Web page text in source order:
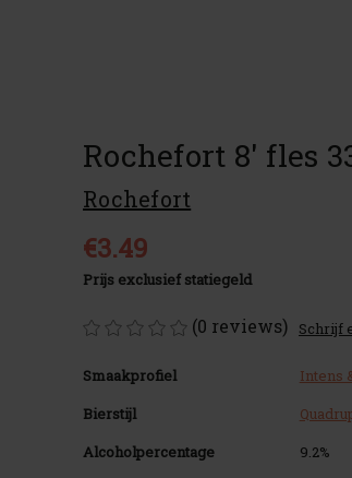
Rochefort 8' fles
Rochefort
€3.49
Prijs exclusief statiegeld
(0 reviews) Schrijf
Smaakprofiel
Intens
Bierstijl
Alcoholpercentage
9.2%